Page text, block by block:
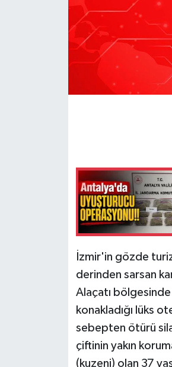
İzmir'in gözde
derinden sarsan
Alaçatı
konakladığı lüks
sebepten ötürü
çiftinin yakın
(kuzeni) olan 37